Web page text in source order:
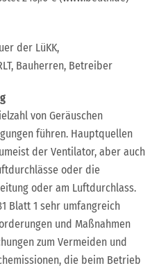
der LüKK,
Bauherren, Betreiber
von Geräuschen
führen. Hauptquellen
der Ventilator, aber auch
oder die
oder am Luftdurchlass.
Blatt 1 sehr umfangreich
und Maßnahmen
zum Vermeiden und
die beim Betrieb